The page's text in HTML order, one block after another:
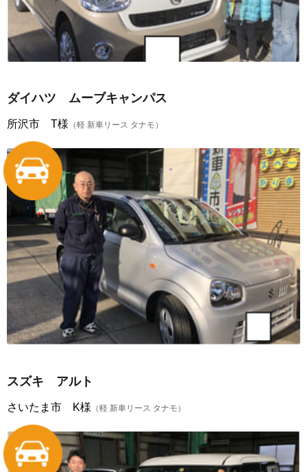
ダイハツ ムーブキャンパス
所沢市 T様 （軽 新車リース タナモ）
スズキ アルト
さいたま市 K様 （軽 新車リース タナモ）